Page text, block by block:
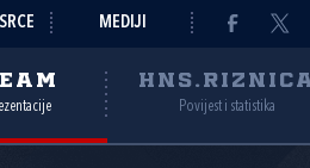
MEDIJI
Povijest i statistika